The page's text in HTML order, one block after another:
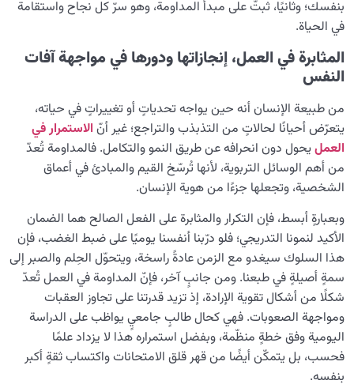
قلوبنا؟
ثلاثة أذكارٍ رئيسة لسکینة القلب وسلامته: ما هي أهم الأذكار
لسلامة القلب؟
ما مفتاح إدارة أسلوب الحياة؟ وكيف نصنع من المحبّة سبيلاً
إلى السعادة
أصل الحبّ في الإنسان وهل نحن نحبُّ الأشخاص أم صفاتهم؟
ما هي طريقة علاج أمراض روحية؟ وهل يوجد علاج نهائي لها؟
هل يمكن علاج مشكلات نفسية في وقتٍ قصير؟
الإنسان محور الخلق 0/9
رؤية عالم الغيب 0/9
بنفسك؛ وثانيًا، ثبتّ على مبدأ المداومة، وهو سرّ كل نجاح واستقامة
في الحياة.
المثابرة في العمل، إنجازاتها ودورها في مواجهة آفات
النفس
من طبيعة الإنسان أنه حين يواجه تحدياتٍ أو تغييراتٍ في حياته،
يتعرّض أحيانًا لحالاتٍ من التذبذب والتراجع؛ غير أنّ الاستمرار في
العمليحول دون انحرافه عن طريق النمو والتكامل. فالمداومة تُعدّ
من أهم الوسائل التربوية، لأنها تُرسّخ القيم والمبادئ في أعماق
الشخصية، وتجعلها جزءًا من هوية الإنسان.
وبعبارةٍ أبسط، فإن التكرار والمثابرة على الفعل الصالح هما الضمان
الأكيد لنمونا التدريجي؛ فلو درّبنا أنفسنا يوميًا على ضبط الغضب، فإن
هذا السلوك سيغدو مع الزمن عادةً راسخة، ويتحوّل الحِلم والصبر إلى
سمةٍ أصيلةٍ في طبعنا. ومن جانبٍ آخر، فإنّ المداومة في العمل تُعدّ
شكلًا من أشكال تقوية الإرادة، إذ تزيد قدرتنا على تجاوز العقبات
ومواجهة الصعوبات. فهي كحال طالبٍ جامعيٍ يواظب على الدراسة
اليومية وفق خطةٍ منظّمة، وبفضل استمراره هذا لا يزداد علمًا
فحسب، بل يتمكّن أيضًا من قهر قلق الامتحانات واكتساب ثقةٍ أكبر
بنفسه.